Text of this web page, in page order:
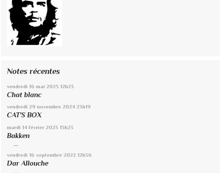
Notes récentes
vendredi 16 mai 2025 12h23
Chat blanc
vendredi 29 novembre 2024 23h19
CAT'S BOX
mardi 14 février 2023 15h23
Bakken
vendredi 16 septembre 2022 12h36
Dar Allouche
...